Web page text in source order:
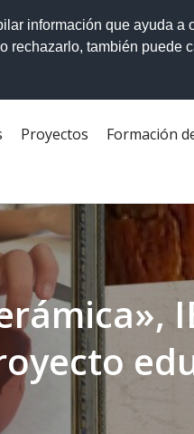
información que ayuda
rechazarlo, también
Proyectos
Formación